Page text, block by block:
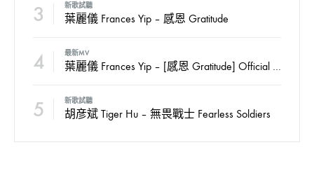
3 新歌試聽
葉麗儀 Frances Yip – 感恩 Gratitude
4 最新MV
葉麗儀 Frances Yip – [感恩 Gratitude] Official MV
5 新歌試聽
胡彦斌 Tiger Hu – 無畏戰士 Fearless Soldiers